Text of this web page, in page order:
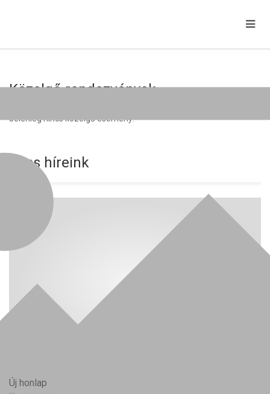
Közelgő rendezvények
Jelenleg nincs közelgő esemény!
Friss híreink
Új honlap